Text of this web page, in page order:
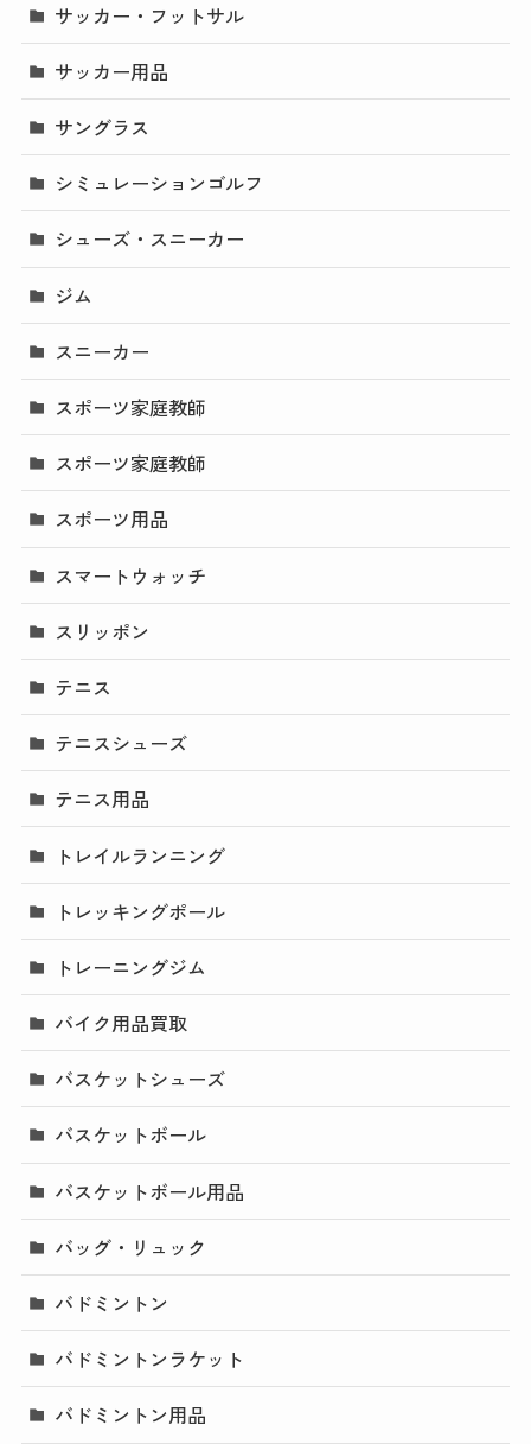
サッカー・フットサル
サッカー用品
サングラス
シミュレーションゴルフ
シューズ・スニーカー
ジム
スニーカー
スポーツ家庭教師
スポーツ家庭教師
スポーツ用品
スマートウォッチ
スリッポン
テニス
テニスシューズ
テニス用品
トレイルランニング
トレッキングポール
トレーニングジム
バイク用品買取
バスケットシューズ
バスケットボール
バスケットボール用品
バッグ・リュック
バドミントン
バドミントンラケット
バドミントン用品